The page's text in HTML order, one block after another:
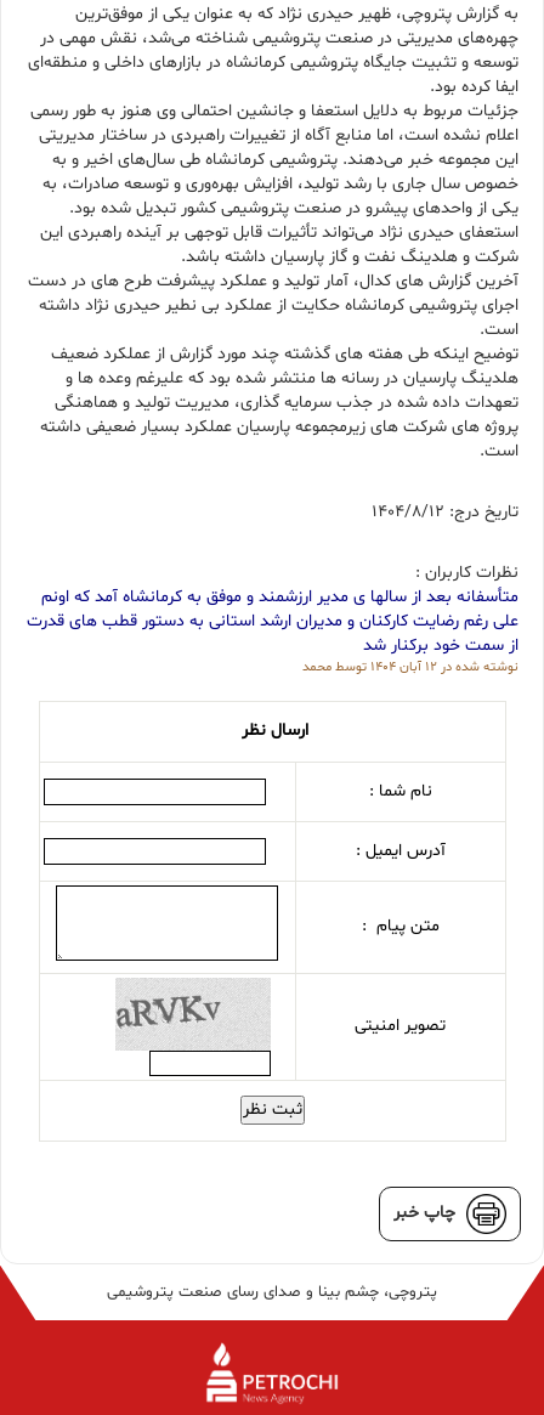
به گزارش پتروچی، ظهیر حیدری نژاد که به عنوان یکی از موفق‌ترین
چهره‌های مدیریتی در صنعت پتروشیمی شناخته می‌شد، نقش مهمی در
توسعه و تثبیت جایگاه پتروشیمی کرمانشاه در بازارهای داخلی و منطقه‌ای
ایفا کرده بود.
جزئیات مربوط به دلایل استعفا و جانشین احتمالی وی هنوز به طور رسمی
اعلام نشده است، اما منابع آگاه از تغییرات راهبردی در ساختار مدیریتی
این مجموعه خبر می‌دهند. پتروشیمی کرمانشاه طی سال‌های اخیر و به
خصوص سال جاری با رشد تولید، افزایش بهره‌وری و توسعه صادرات، به
یکی از واحدهای پیشرو در صنعت پتروشیمی کشور تبدیل شده بود.
استعفای حیدری نژاد می‌تواند تأثیرات قابل توجهی بر آینده راهبردی این
شرکت و هلدینگ نفت و گاز پارسیان داشته باشد.
آخرین گزارش های کدال، آمار تولید و عملکرد پیشرفت طرح های در دست
اجرای پتروشیمی کرمانشاه حکایت از عملکرد بی نطیر حیدری نژاد داشته
است.
توضیح اینکه طی هفته های گذشته چند مورد گزارش از عملکرد ضعیف
هلدینگ پارسیان در رسانه ها منتشر شده بود که علیرغم وعده ها و
تعهدات داده شده در جذب سرمایه گذاری، مدیریت تولید و هماهنگی
پروژه های شرکت های زیرمجموعه پارسیان عملکرد بسیار ضعیفی داشته
است.
تاریخ درج: 1404/8/12
نظرات کاربران :
متأسفانه بعد از سالها ی مدیر ارزشمند و موفق به کرمانشاه آمد که اونم
علی رغم رضایت کارکنان و مدیران ارشد استانی به دستور قطب های قدرت
از سمت خود برکنار شد
نوشته شده در ۱۲ آبان ۱۴۰۴ توسط محمد
ارسال نظر
نام شما :
آدرس ایمیل :
متن پیام :
تصویر امنیتی
ثبت نظر
چاپ خبر
پتروچی، چشم بینا و صدای رسای صنعت پتروشیمی